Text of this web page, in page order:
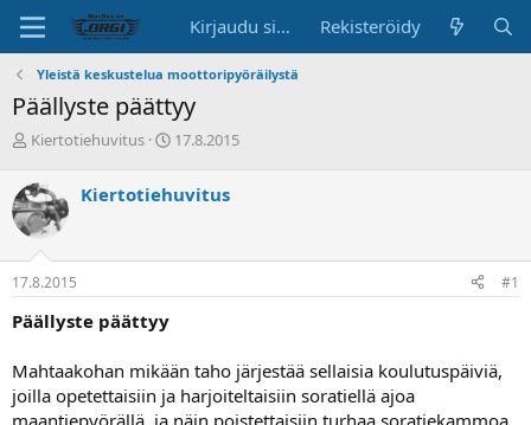
Kirjaudu sisään Rekisteröidy
Yleistä keskustelua moottoripyöräilystä
Päällyste päättyy
K
s
k
u
t
e
u
a
l
o
Kiertotiehuvitus
A
i
s
ä
17.8.2015
Kiertotiehuvitus
17.8.2015 #1
Päällyste päättyy
Mahtaakohan mikään taho järjestää sellaisia koulutuspäiviä,
joilla opetettaisiin ja harjoiteltaisiin soratiellä ajoa
maantiepyörällä, ja näin poistettaisiin turhaa soratiekammoa.